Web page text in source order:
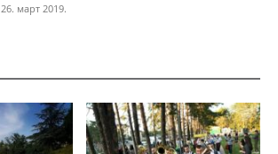
26. март 2019.